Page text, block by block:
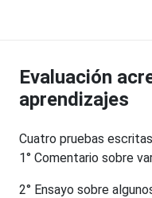
Evaluación
aprendizajes
Cuatro pruebas
1° Comentario sobre
2° Ensayo sobre